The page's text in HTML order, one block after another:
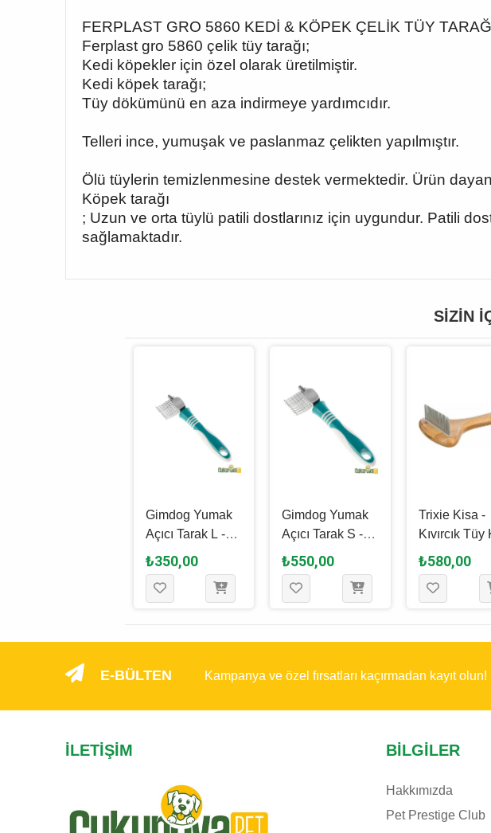
FERPLAST GRO 5860 KEDİ & KÖPEK ÇELİK TÜY
Ferplast gro 5860 çelik tüy tarağı;
Kedi köpekler için özel olarak üretilmiştir.
Kedi köpek tarağı;
Tüy dökümünü en aza indirmeye yardımcıdır.
Telleri ince, yumuşak ve paslanmaz çelikten yapılmıştır.
Ölü tüylerin temizlenmesine destek vermektedir. Ürün
Köpek tarağı
; Uzun ve orta tüylü patili dostlarınız için uygundur. Patili
sağlamaktadır.
SIZIN
Gimdog Yumak
Açıcı Tarak L -
6.5 x 18.5 Cm
₺350,00
Gimdog Yumak
Açıcı Tarak S -
4.3 x 17 Cm
₺550,00
Trixie Kisa -
Kıvırcık Tüy
Açıcı Metal
10 x 17 Cm
₺580,00
E-BÜLTEN Kampanya ve özel fırsatları kaçırmadan kayıt olun!
İLETIŞIM BILGILER
Hakkımızda
Pet Prestige Club